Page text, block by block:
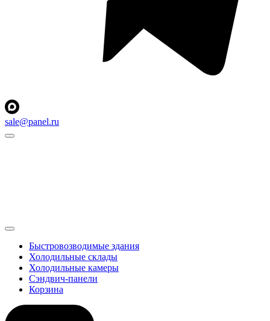
sale@panel.ru
Быстровозводимые здания
Холодильные склады
Холодильные камеры
Сэндвич-панели
Корзина